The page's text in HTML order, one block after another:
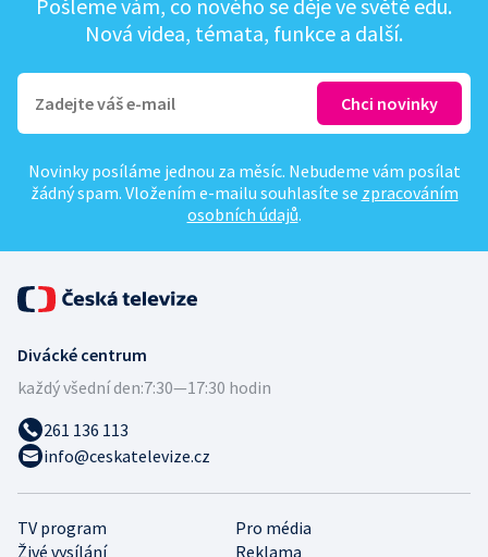
Pošleme vám, co nového se děje ve světě edu.
Nová videa, témata, funkce a další.
Novinky posíláme jednou za měsíc. Nebudeme vám posílat
žádný spam. Vložením e-mailu souhlasíte se zpracováním
osobních údajů.